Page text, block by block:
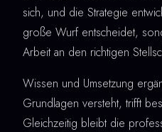
sich, und die Strategie
große Wurf entscheidet,
Arbeit an den richtigen
Wissen und Umsetzung
Grundlagen versteht, trifft
Gleichzeitig bleibt die